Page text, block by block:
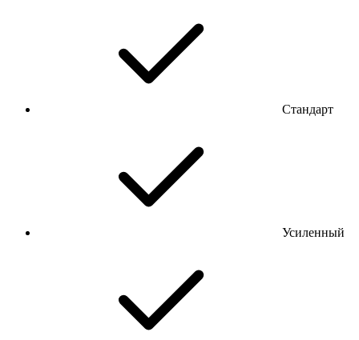
Стандарт
Усиленный